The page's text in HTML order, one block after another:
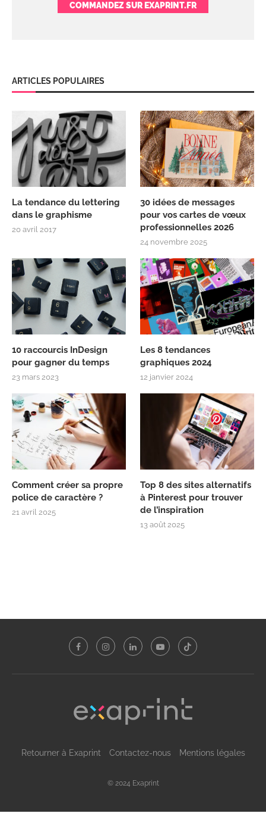
COMMANDEZ SUR EXAPRINT.FR
ARTICLES POPULAIRES
La tendance du lettering
dans le graphisme
20 avril 2017
30 idées de messages
pour vos cartes de vœux
professionnelles 2026
24 novembre 2025
10 raccourcis InDesign
pour gagner du temps
23 mars 2023
Les 8 tendances
graphiques 2024
12 janvier 2024
Comment créer sa propre
police de caractère ?
21 avril 2025
Top 8 des sites alternatifs
à Pinterest pour trouver
de l’inspiration
13 août 2025
Retourner à Exaprint Contactez-nous Mentions légales
© 2024 Exaprint